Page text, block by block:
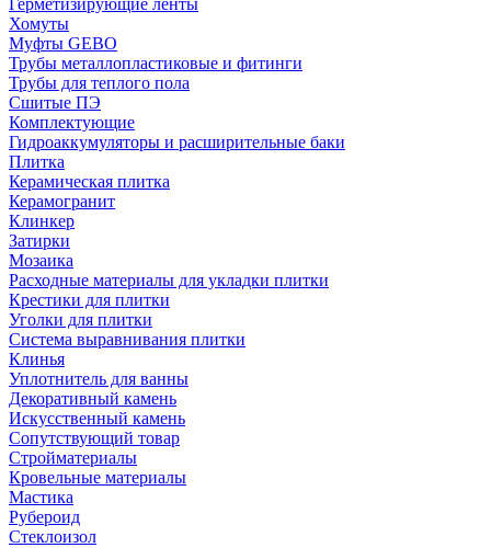
Герметизирующие ленты
Хомуты
Муфты GEBO
Трубы металлопластиковые и фитинги
Трубы для теплого пола
Сшитые ПЭ
Комплектующие
Гидроаккумуляторы и расширительные баки
Плитка
Керамическая плитка
Керамогранит
Клинкер
Затирки
Мозаика
Расходные материалы для укладки плитки
Крестики для плитки
Уголки для плитки
Система выравнивания плитки
Клинья
Уплотнитель для ванны
Декоративный камень
Искусственный камень
Сопутствующий товар
Стройматериалы
Кровельные материалы
Мастика
Рубероид
Стеклоизол